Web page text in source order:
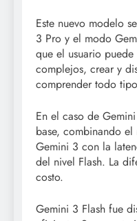
Este nuevo modelo
3 Pro y el modo
que el usuario
complejos, crear y
comprender todo
En el caso de
base, combinando
Gemini 3 con la
del nivel Flash. La
costo.
Gemini 3 Flash fue